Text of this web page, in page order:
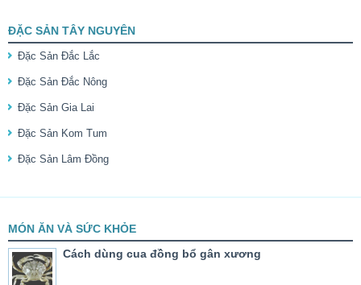
ĐẶC SẢN TÂY NGUYÊN
Đặc Sản Đắc Lắc
Đặc Sản Đắc Nông
Đặc Sản Gia Lai
Đặc Sản Kom Tum
Đặc Sản Lâm Đồng
MÓN ĂN VÀ SỨC KHỎE
Cách dùng cua đồng bổ gân xương